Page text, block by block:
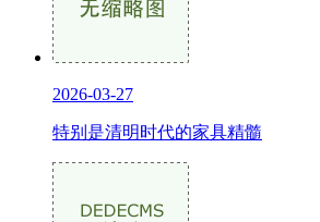
2026-03-27
特别是清明时代的家具精髓